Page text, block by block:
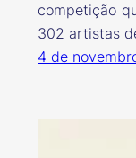
competição
302 artistas
4 de